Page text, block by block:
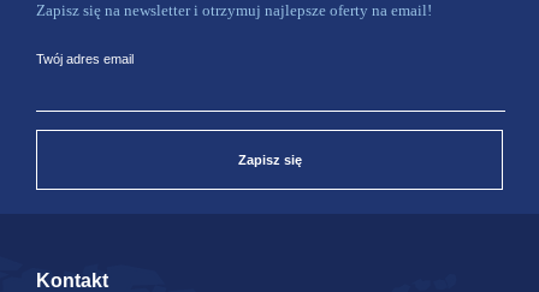
Zapisz się na newsletter i otrzymuj najlepsze oferty na email!
Twój adres email
Zapisz się
Kontakt